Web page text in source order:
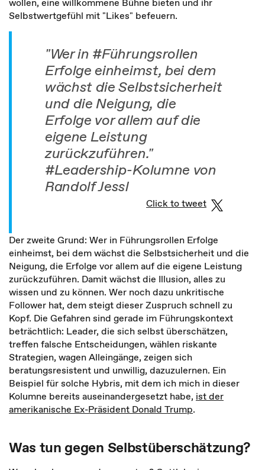
Selbstwertgefühl mit "Likes" befeuern.
"Wer in #Führungsrollen
Erfolge einheimst, bei dem
wächst die Selbstsicherheit
und die Neigung, die
Erfolge vor allem auf die
eigene Leistung
zurückzuführen."
#Leadership-Kolumne von
Randolf Jessl
Click to tweet
Der zweite Grund: Wer in Führungsrollen Erfolge
einheimst, bei dem wächst die Selbstsicherheit und die
Neigung, die Erfolge vor allem auf die eigene Leistung
zurückzuführen. Damit wächst die Illusion, alles zu
wissen und zu können. Wer noch dazu unkritische
Follower hat, dem steigt dieser Zuspruch schnell zu
Kopf. Die Gefahren sind gerade im Führungskontext
beträchtlich: Leader, die sich selbst überschätzen,
treffen falsche Entscheidungen, wählen riskante
Strategien, wagen Alleingänge, zeigen sich
beratungsresistent und unwillig, dazuzulernen. Ein
Beispiel für solche Hybris, mit dem ich mich in dieser
Kolumne bereits auseinandergesetzt habe, ist der
amerikanische Ex-Präsident Donald Trump.
Was tun gegen Selbstüberschätzung?